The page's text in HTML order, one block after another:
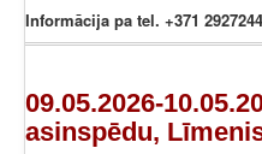
Informācija pa tel. +371
09.05.2026-
asinspēdu,